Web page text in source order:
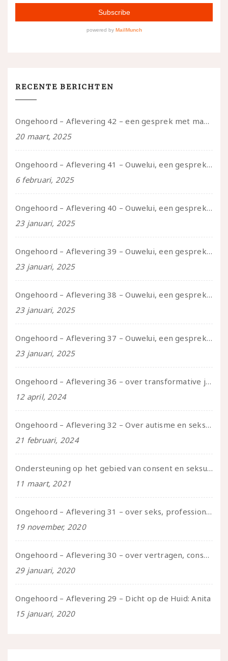
RECENTE BERICHTEN
Ongehoord – Aflevering 42 – een gesprek met marijn over seksueel opbloeien, het ouderschap uitvinden en verschillende leeftijden in je mee dragen
20 maart, 2025
Ongehoord – Aflevering 41 – Ouwelui, een gesprek met Marcelle over polyamorie op latere leeftijd, (mantel)zorg voor je partners en seksueel plezier.
6 februari, 2025
Ongehoord – Aflevering 40 – Ouwelui, een gesprek met Sadie Lune over vormende relaties en de geschiedenis van de queer pornobeweging
23 januari, 2025
Ongehoord – Aflevering 39 – Ouwelui, een gesprek met Pepijn en Ivo over hun regenbooggezin, eigenzinnig ouder worden en Cruise Control
23 januari, 2025
Ongehoord – Aflevering 38 – Ouwelui, een gesprek met vreer over behoefte aan geborgenheid en het behouden van je idealen
23 januari, 2025
Ongehoord – Aflevering 37 – Ouwelui, een gesprek met non over seksualiteit, transitie en ageism
23 januari, 2025
Ongehoord – Aflevering 36 – over transformative justice – in gesprek met Ella en carson
12 april, 2024
Ongehoord – Aflevering 32 – Over autisme en seksualiteit – in gesprek met Roos Reijbroek
21 februari, 2024
Ondersteuning op het gebied van consent en seksualiteit
11 maart, 2021
Ongehoord – Aflevering 31 – over seks, professioneel en persoonlijk, een gesprek met Marije
19 november, 2020
Ongehoord – Aflevering 30 – over vertragen, consent en negatieve gevoelens met Meg-John Barker
29 januari, 2020
Ongehoord – Aflevering 29 – Dicht op de Huid: Anita
15 januari, 2020